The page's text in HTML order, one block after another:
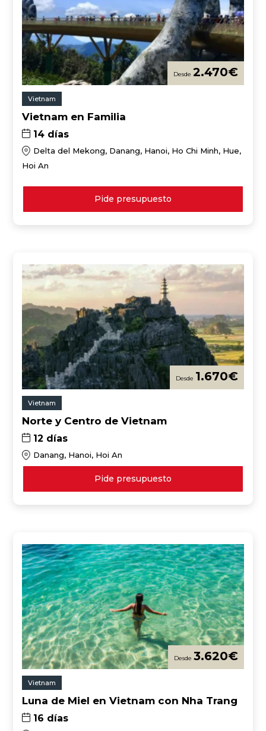
2.470€
Vietnam
Vietnam en Familia
14 días
Delta del Mekong, Danang, Hanoi, Ho Chi Minh, Hue,
Hoi An
Pide presupuesto
1.670€
Vietnam
Norte y Centro de Vietnam
12 días
Danang, Hanoi, Hoi An
Pide presupuesto
3.620€
Vietnam
Luna de Miel en Vietnam con Nha Trang
16 días